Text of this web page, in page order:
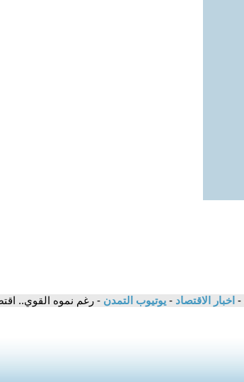
- اخبار الاقتصاد - يوتيوب التمدن - رغم نموه القوي..